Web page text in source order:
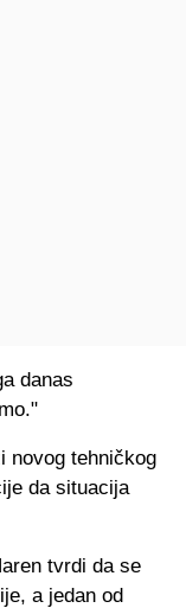
danas
novog tehničkog
da situacija
tvrdi da se
a jedan od